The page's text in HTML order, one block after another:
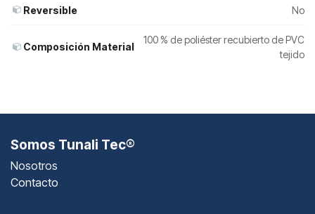
Reversible No
Composición Material
100 % de poliéster recubierto de PVC
tejido
Somos Tunali Tec®
Nosotros
Contacto